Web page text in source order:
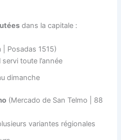
dans la capitale :
| Posadas 1515)
toute l’année
dimanche
(Mercado de San Telmo | 88
variantes régionales